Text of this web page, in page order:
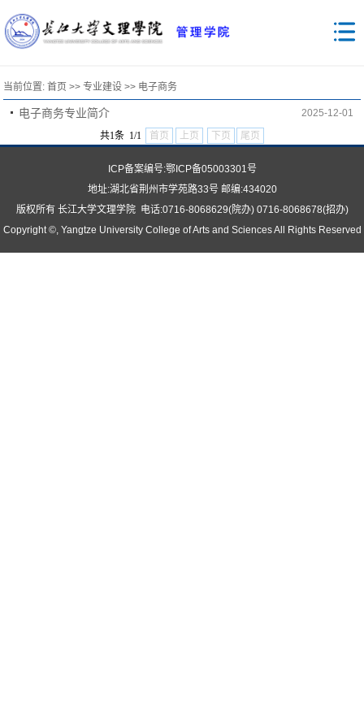
当前位置:首页 >>专业建设 >> 电子商务
电子商务专业简介
2025-12-01
共1条 1/1
首页 上页 下页 尾页
ICP备案编号:鄂ICP备05003301号
地址:湖北省荆州市学苑路33号 邮编:434020
版权所有 长江大学文理学院 电话:0716-8068629(院办) 0716-8068678(招办)
Copyright ©, Yangtze University College of Arts and Sciences All Rights Reserved